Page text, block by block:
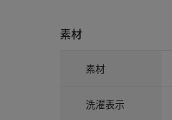
素材
素材
洗濯表示